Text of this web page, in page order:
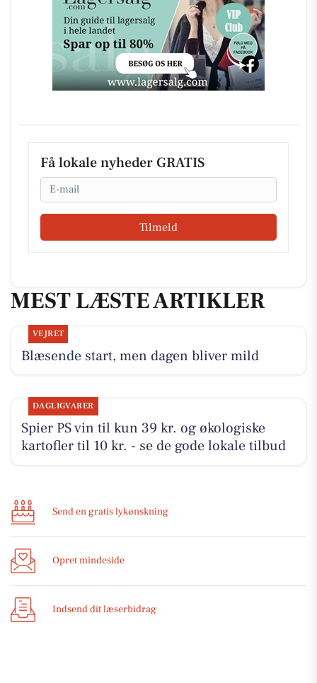
Få lokale nyheder GRATIS
Email
Tilmeld
MEST LÆSTE ARTIKLER
VEJRET
Blæsende start, men dagen bliver mild
DAGLIGVARER
Spier PS vin til kun 39 kr. og økologiske
kartofler til 10 kr. - se de gode lokale tilbud
Send en gratis lykønskning
Opret mindeside
Indsend dit læserbidrag